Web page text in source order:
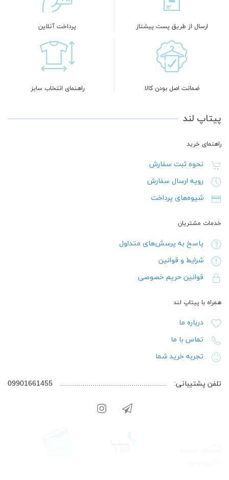
ارسال از طریق پست پیشتاز پرداخت آنلاین
ضمانت اصل بودن کالا راهنمای انتخاب سایز
پیتاپ لند
راهنمای خرید
نحوه ثبت سفارش
رویه ارسال سفارش
شیوه‌های پرداخت
خدمات مشتریان
پاسخ به پرسش‌های متداول
شرایط و قوانین
قوانین حریم خصوصی
همراه با پیتاپ لند
درباره ما
تماس با ما
تجربه خرید شما
تلفن پشتیبانی: 09901661455